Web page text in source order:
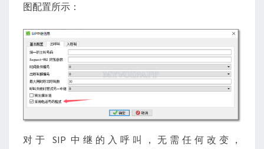
图配置所示：
对于 SIP 中继的入呼叫，无需任何改变，